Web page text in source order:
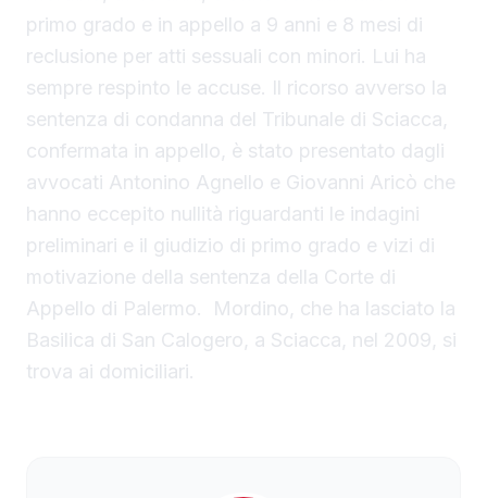
primo grado e in appello a 9 anni e 8 mesi di
reclusione per atti sessuali con minori. Lui ha
sempre respinto le accuse. Il ricorso avverso la
sentenza di condanna del Tribunale di Sciacca,
confermata in appello, è stato presentato dagli
avvocati Antonino Agnello e Giovanni Aricò che
hanno eccepito nullità riguardanti le indagini
preliminari e il giudizio di primo grado e vizi di
motivazione della sentenza della Corte di
Appello di Palermo. Mordino, che ha lasciato la
Basilica di San Calogero, a Sciacca, nel 2009, si
trova ai domiciliari.